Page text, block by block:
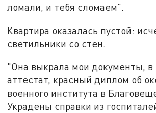
ломали, и тебя сломаем".
Квартира оказалась пустой:
светильники со стен.
"Она выкрала мои документы, в
аттестат, красный диплом об
военного института в
Украдены справки из